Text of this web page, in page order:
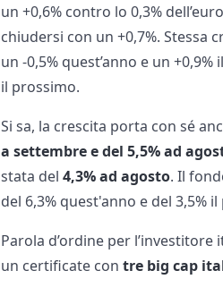
un +0,6% contro lo 0,3%
chiudersi con un +0,7%. Stessa
un -0,5% quest’anno e un
il prossimo.
Si sa, la crescita porta con sé
a settembre e del 5,5% ad
stata del4,3% ad agosto. Il
del 6,3% quest'anno e del 3,5%
Parola d’ordine per l’investitore
un certificate contre big cap